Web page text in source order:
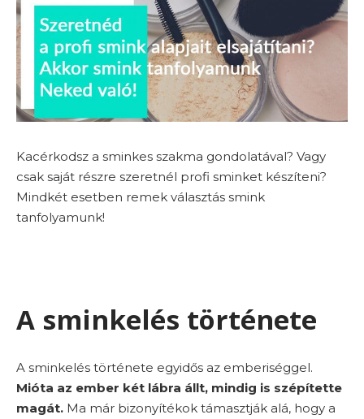
Kacérkodsz a sminkes szakma gondolatával? Vagy
csak saját részre szeretnél profi sminket készíteni?
Mindkét esetben remek választás smink
tanfolyamunk!
A sminkelés története
A sminkelés története egyidős az emberiséggel.
Mióta az ember két lábra állt, mindig is szépítette
magát. Ma már bizonyítékok támasztják alá, hogy a